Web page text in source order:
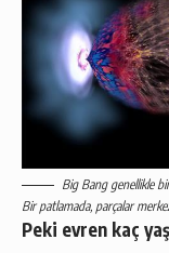
Big Bang genellikle
Bir patlamada, parçalar
Peki evren kaç